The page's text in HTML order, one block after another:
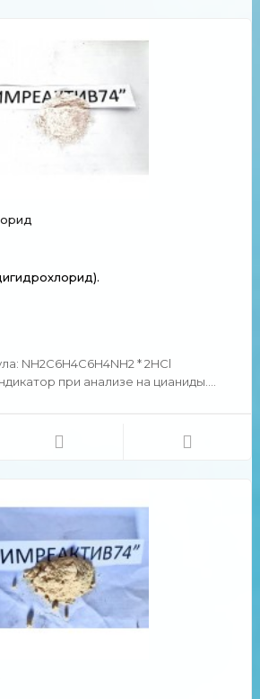
NH2C6H4C6H4NH2 * 2HCl
при анализе на цианиды.
кипения: 358.7 °C.